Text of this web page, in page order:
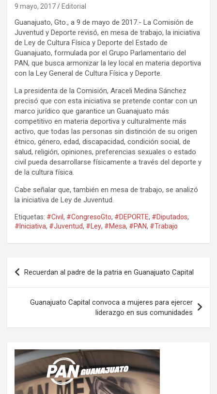
9 mayo, 2017 Editorial
Guanajuato, Gto., a 9 de mayo de 2017.- La Comisión de
Juventud y Deporte revisó, en mesa de trabajo, la iniciativa
de Ley de Cultura Física y Deporte del Estado de
Guanajuato, formulada por el Grupo Parlamentario del
PAN, que busca armonizar la ley local en materia deportiva
con la Ley General de Cultura Física y Deporte.
La presidenta de la Comisión, Araceli Medina Sánchez
precisó que con esta iniciativa se pretende contar con un
marco jurídico que garantice un Guanajuato más
competitivo en materia deportiva y culturalmente más
activo, que todas las personas sin distinción de su origen
étnico, género, edad, discapacidad, condición social, de
salud, religión, opiniones, preferencias sexuales o estado
civil pueda desarrollarse físicamente a través del deporte y
de la cultura física.
Cabe señalar que, también en mesa de trabajo, se analizó
la iniciativa de Ley de Juventud.
Etiquetas: #Civil , #CongresoGto, #DEPORTE, #Diputados,
#Iniciativa, #Juventud, #Ley, #Mesa, #PAN, #Trabajo
Navegación
de
entradas
Recuerdan al padre de la patria en Guanajuato Capital
Guanajuato Capital convoca a mujeres para ejercer
liderazgo en sus comunidades